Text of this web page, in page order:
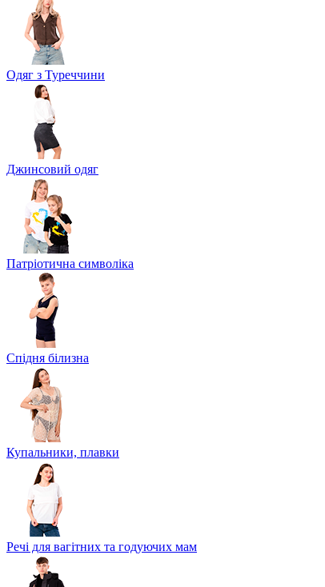
Одяг з Туреччини
Джинсовий одяг
Патріотична символіка
Спідня білизна
Купальники, плавки
Речі для вагітних та годуючих мам